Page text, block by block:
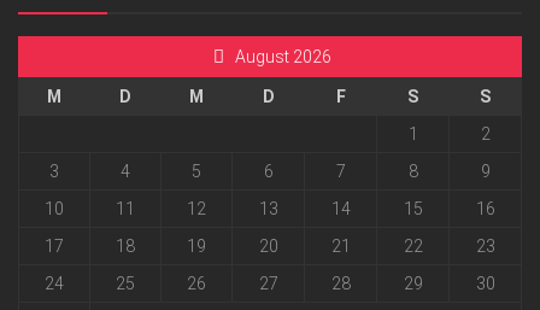
August 2026
M D M D F S
S
1
2
3
4 5 6 7 8
9
10
11 12 13 14 15
16
17
18 19 20 21 22
23
24
25 26 27 28 29 30